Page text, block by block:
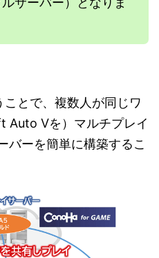
とで、複数人が同じワ
Auto Vを）マルチプレイ
バーを簡単に構築するこ